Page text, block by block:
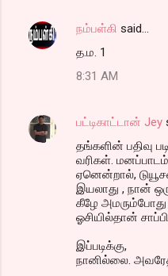
நம்பள்கி said…
த.ம. 1
8:31 AM
பட்டிகாட்டான் Jey
தங்களின் பதிவு
வரிகள்.
ஏனென்றால்,
இயலாது , நான்
கீழே அமரும்போது
ஓசியில்தான்
இப்படிக்கு,
நானில்லை.